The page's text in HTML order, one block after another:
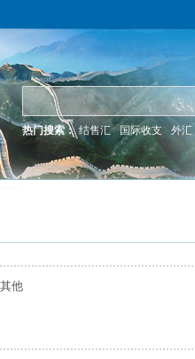
热门搜索： 结售汇 国际收支 外汇
他